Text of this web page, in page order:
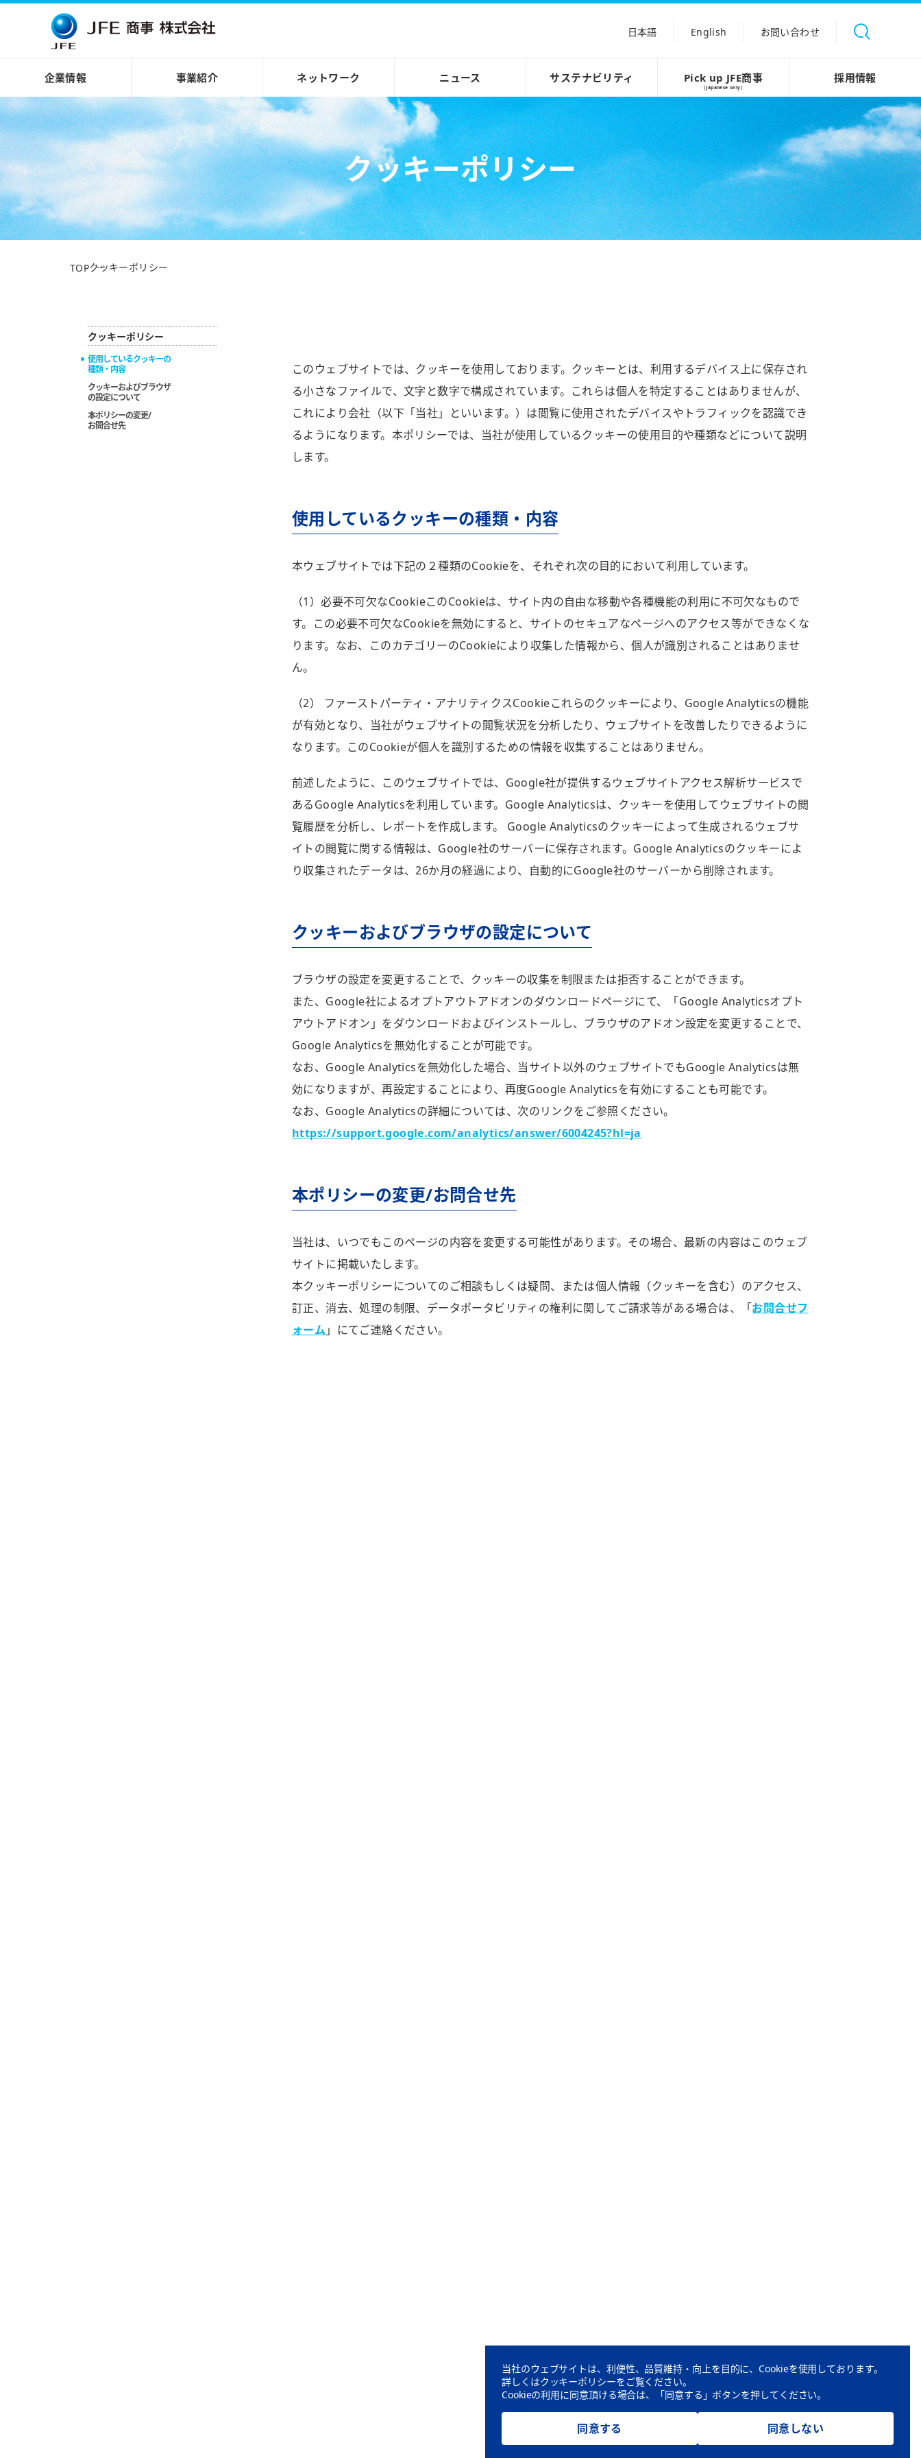
日本語 English お問い合わせ
企業情報 事業紹介 ネットワーク ニュース サステナビリティ Pick up JFE商事
（Japanese only）
採用情報
クッキーポリシー
TOPクッキーポリシー
このウェブサイトでは、クッキーを使用しております。クッキーとは、利用するデバイス上に保存され
る小さなファイルで、文字と数字で構成されています。これらは個人を特定することはありませんが、
これにより会社（以下「当社」といいます。）は閲覧に使用されたデバイスやトラフィックを認識でき
るようになります。本ポリシーでは、当社が使用しているクッキーの使用目的や種類などについて説明
します。
使用しているクッキーの種類・内容
本ウェブサイトでは下記の２種類のCookieを、それぞれ次の目的において利用しています。
（1）必要不可欠なCookieこのCookieは、サイト内の自由な移動や各種機能の利用に不可欠なもので
す。この必要不可欠なCookieを無効にすると、サイトのセキュアなページへのアクセス等ができなくな
ります。なお、このカテゴリーのCookieにより収集した情報から、個人が識別されることはありませ
ん。
（2） ファーストパーティ・アナリティクスCookieこれらのクッキーにより、Google Analyticsの機能
が有効となり、当社がウェブサイトの閲覧状況を分析したり、ウェブサイトを改善したりできるように
なります。このCookieが個人を識別するための情報を収集することはありません。
前述したように、このウェブサイトでは、Google社が提供するウェブサイトアクセス解析サービスで
あるGoogle Analyticsを利用しています。Google Analyticsは、クッキーを使用してウェブサイトの閲
覧履歴を分析し、レポートを作成します。 Google Analyticsのクッキーによって生成されるウェブサ
イトの閲覧に関する情報は、Google社のサーバーに保存されます。Google Analyticsのクッキーによ
り収集されたデータは、26か月の経過により、自動的にGoogle社のサーバーから削除されます。
クッキーおよびブラウザの設定について
ブラウザの設定を変更することで、クッキーの収集を制限または拒否することができます。
また、Google社によるオプトアウトアドオンのダウンロードページにて、「Google Analyticsオプト
アウトアドオン」をダウンロードおよびインストールし、ブラウザのアドオン設定を変更することで、
Google Analyticsを無効化することが可能です。
なお、Google Analyticsを無効化した場合、当サイト以外のウェブサイトでもGoogle Analyticsは無
効になりますが、再設定することにより、再度Google Analyticsを有効にすることも可能です。
なお、Google Analyticsの詳細については、次のリンクをご参照ください。
https://support.google.com/analytics/answer/6004245?hl=ja
本ポリシーの変更/お問合せ先
当社は、いつでもこのページの内容を変更する可能性があります。その場合、最新の内容はこのウェブ
サイトに掲載いたします。
本クッキーポリシーについてのご相談もしくは疑問、または個人情報（クッキーを含む）のアクセス、
訂正、消去、処理の制限、データポータビリティの権利に関してご請求等がある場合は、「お問合せフ
ォーム 」にてご連絡ください。
クッキーポリシー
使用しているクッキーの
種類・内容
クッキーおよびブラウザ
の設定について
本ポリシーの変更/
お問合せ先
当社のウェブサイトは、利便性、品質維持・向上を目的に、Cookieを使用しております。
詳しくはクッキーポリシーをご覧ください。
Cookieの利用に同意頂ける場合は、「同意する」ボタンを押してください。
同意する 同意しない